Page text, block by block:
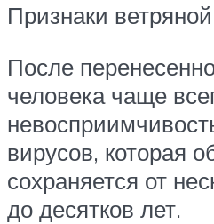
Признаки
После
человека чаще
вирусов, которая
сохраняется от
до десятков лет.